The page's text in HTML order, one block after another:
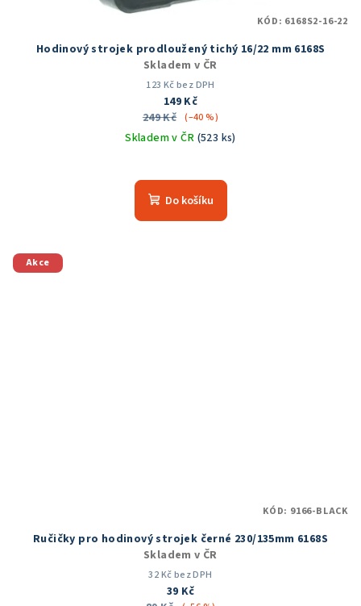
Hodinový strojek prodloužený tichý 16/22 mm 6168S
Skladem v ČR
123 Kč bez DPH
149 Kč
249 Kč (–40 %)
Skladem v ČR (523 ks)
hodnocení
produktu
Do košíku
KÓD: 6168S2-16-22
Akce
Ručičky pro hodinový strojek černé 230/135mm 6168S
Skladem v ČR
32 Kč bez DPH
39 Kč
KÓD: 9166-BLACK